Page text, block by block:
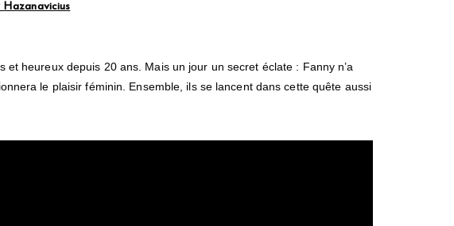
heureux depuis 20 ans. Mais un jour un secret éclate : Fanny n’a
le plaisir féminin. Ensemble, ils se lancent dans cette quête aussi